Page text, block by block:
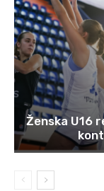
Ženska U16